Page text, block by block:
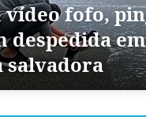
vídeo fofo,
despedida
salvadora